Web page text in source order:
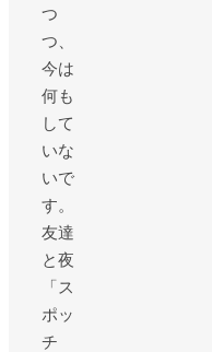
つ
つ、
今は
何も
して
いな
いで
す。
友達
と夜
「ス
ポッ
チ